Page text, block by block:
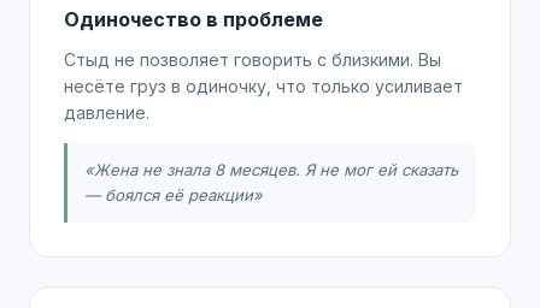
Одиночество в проблеме
Стыд не позволяет говорить с близкими. Вы
несёте груз в одиночку, что только усиливает
давление.
«Жена не знала 8 месяцев. Я не мог ей сказать
— боялся её реакции»